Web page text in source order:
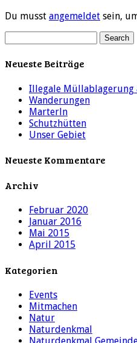
Du musst angemeldet sein,
Neueste Beiträge
Illegale Müllablagerung
Wanderungen
Marterln
Schutzhütten
Unser Gebiet
Neueste Kommentare
Archiv
Februar 2020
Januar 2016
Mai 2015
April 2015
Kategorien
Events
Mitmachen
Natur
Naturdenkmal